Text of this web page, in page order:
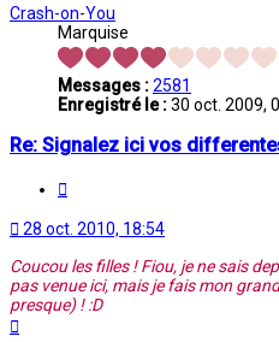
Crash-on-You
Marquise
Messages :2581
Enregistré le :30 oct. 2009,
Re: Signalez ici vos
28 oct. 2010, 18:54
Coucou les filles ! Fiou, je ne sais
pas venue ici, mais je fais mon
presque) ! :D